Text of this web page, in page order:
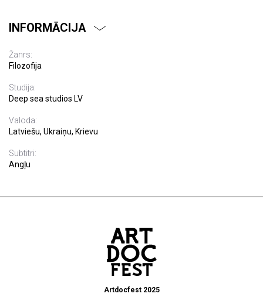
INFORMĀCIJA
Žanrs:
Filozofija
Studija:
Deep sea studios LV
Valoda:
Latviešu, Ukraiņu, Krievu
Subtitri:
Angļu
Artdocfest 2025